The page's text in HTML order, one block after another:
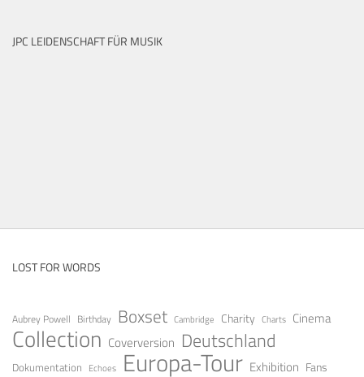
JPC LEIDENSCHAFT FÜR MUSIK
LOST FOR WORDS
Aubrey Powell Birthday Boxset Cambridge Charity Charts Cinema
Collection Coverversion Deutschland
Dokumentation Echoes Europa-Tour Exhibition Fans